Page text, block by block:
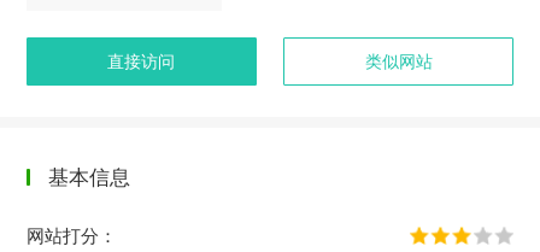
直接访问 类似网站
基本信息
网站打分：